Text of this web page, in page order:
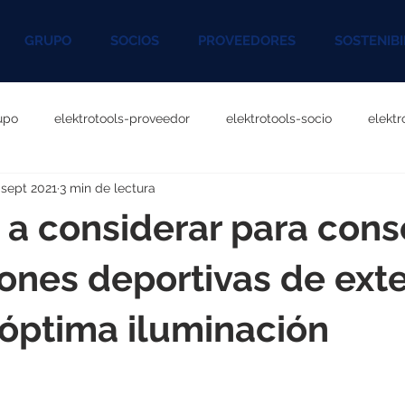
GRUPO SOCIOS PROVEEDORES
elektrotools-proveedor elektrotools-socio
P060000 elektrotools-P027000
P096000 elektrotools-P041000 elektrotools-
P046000 elektrotools-P121000 elektrotools-
a considerar para
deportivas de
iluminación
2021 3 min de lectura